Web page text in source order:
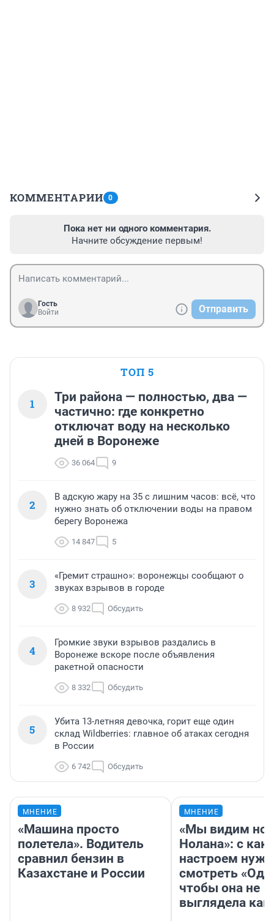
КОММЕНТАРИИ 0
Пока нет ни одного комментария.
Начните обсуждение первым!
Гость
Войти
Отправить
ТОП 5
1
Три района — полностью, два —
частично: где конкретно
отключат воду на несколько
дней в Воронеже
36 064 9
2
В адскую жару на 35 с лишним часов: всё, что
нужно знать об отключении воды на правом
берегу Воронежа
14 847 5
3
«Гремит страшно»: воронежцы сообщают о
звуках взрывов в городе
8 932 Обсудить
4
Громкие звуки взрывов раздались в
Воронеже вскоре после объявления
ракетной опасности
8 332 Обсудить
5
Убита 13-летняя девочка, горит еще один
склад Wildberries: главное об атаках сегодня
в России
6 742 Обсудить
МНЕНИЕ
«Машина просто
полетела». Водитель
сравнил бензин в
Казахстане и России
МНЕНИЕ
«Мы видим
Нолана»: с
настроем
смотреть
чтобы она не
выглядела как